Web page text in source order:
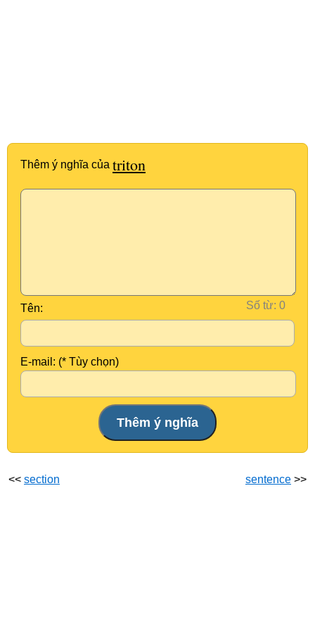
Thêm ý nghĩa của triton
Số từ:
Tên:
E-mail: (* Tùy chọn)
<< section sentence >>